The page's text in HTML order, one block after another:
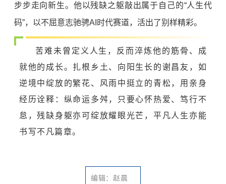
步步走向新生。他以残缺之躯敲出属于自己的“人生代
码”，以不屈意志驰骋AI时代赛道，活出了别样精彩。
苦难未曾定义人生，反而淬炼他的筋骨、成
就他的成长。扎根乡土、向阳生长的谢昌友，如
逆境中绽放的繁花、风雨中挺立的青松，用亲身
经历诠释：纵命运多舛，只要心怀热爱、笃行不
怠，残缺身躯亦可绽放耀眼光芒，平凡人生亦能
书写不凡篇章。
编辑：赵晨